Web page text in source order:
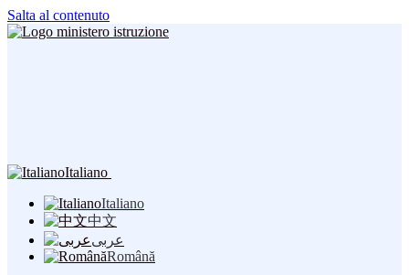
Salta al contenuto
Italiano
Italiano
中文
عربى
Română